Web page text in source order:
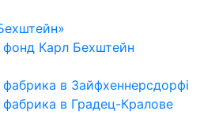
фонд Карл Бехштейн
фабрика в Зайфхеннерсдорфi
фабрика в Градец-Кралове